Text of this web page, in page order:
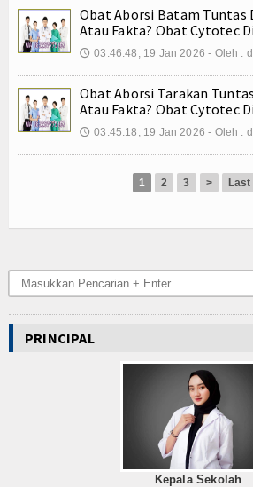
Kuliner
Dalam Negeri
Luar Negeri
Hubungi Kami
Obat Aborsi Batam Tuntas
Atau Fakta? Obat Cytotec
🕔 03:46:48, 19 Jan 2026 - Oleh :
Obat Aborsi Tarakan
Atau Fakta? Obat Cytotec
🕔 03:45:18, 19 Jan 2026 - Oleh :
1 2 3 > Last
PRINCIPAL
Kepala Sekolah